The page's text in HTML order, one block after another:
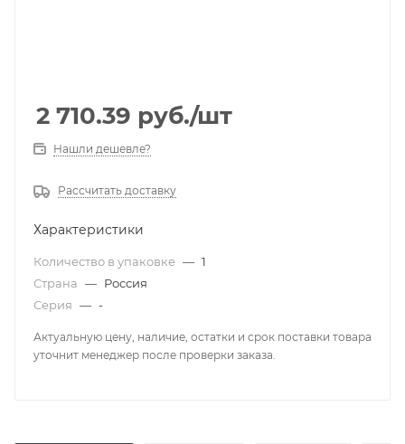
2 710.39 руб./шт
Нашли дешевле?
Рассчитать доставку
Характеристики
Количество в упаковке — 1
Страна — Россия
Серия — -
Актуальную цену, наличие, остатки и срок поставки товара
уточнит менеджер после проверки заказа.